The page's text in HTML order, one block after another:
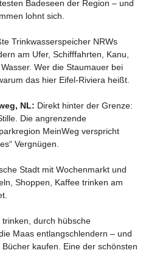
Badeseen der Region – und
lohnt sich.
Trinkwasserspeicher NRWs
am Ufer, Schifffahrten, Kanu,
Wer die Staumauer bei
das hier Eifel-Riviera heißt.
NL: Direkt hinter der Grenze:
Die angrenzende
MeinWeg verspricht
Vergnügen.
Stadt mit Wochenmarkt und
Shoppen, Kaffee trinken am
trinken, durch hübsche
Maas entlangschlendern – und
kaufen. Eine der schönsten